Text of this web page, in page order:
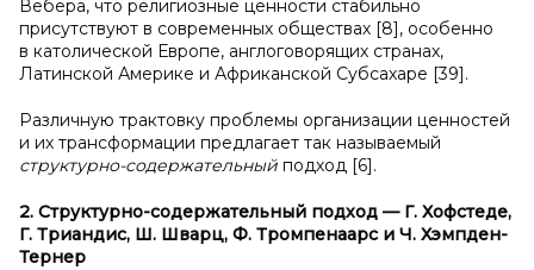
Вебера, что религиозные ценности стабильно
присутствуют в современных обществах [8], особенно
в католической Европе, англоговорящих странах,
Латинской Америке и Африканской Субсахаре [39].
Различную трактовку проблемы организации ценностей
и их трансформации предлагает так называемый
структурно-содержательный подход [6].
2. Структурно-содержательный подход — Г. Хофстеде,
Г. Триандис, Ш. Шварц, Ф. Тромпенаарс и Ч. Хэмпден-
Тернер